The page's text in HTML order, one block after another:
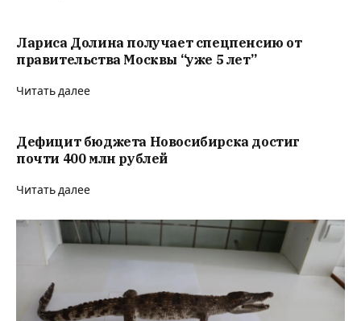
Лариса Долина получает спецпенсию от
правительства Москвы “уже 5 лет”
Читать далее
Дефицит бюджета Новосибирска достиг
почти 400 млн рублей
Читать далее